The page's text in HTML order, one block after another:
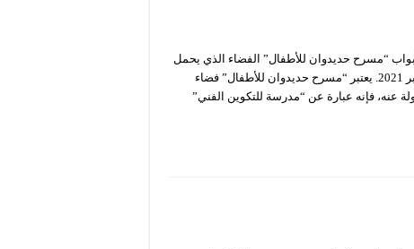
“مسرح حديدوان للأطفال” الفضاء الذي يحمل
شعار “التكوين الفني أساس الاحتراف”، وذلك يوم الجمعة 05 نوفمبر 2021. يعتبر “مسرح حديدوان للأطفال” فضاء
عنه، فإنه عبارة عن “مدرسة للتكوين الفني”